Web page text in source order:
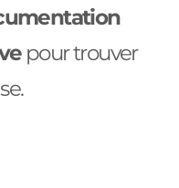
pour trouver